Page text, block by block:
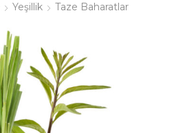
Yeşillik Taze Baharatlar